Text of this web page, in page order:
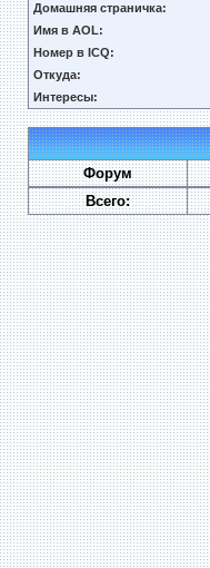
Домашняя страничка:
Имя в AOL:
Номер в ICQ:
Откуда:
Интересы:
Форум
Всего: